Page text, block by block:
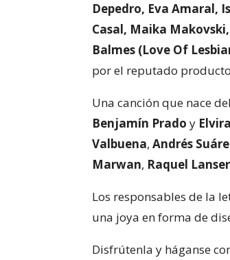
Depedro, Eva Amaral,
Casal, Maika
Balmes (Love Of
por el reputado
Una canción que nace
Benjamín Pradoy
Valbuena,Andrés
Marwan, Raquel
Los responsables de la
una joya en forma de
Disfrútenla y háganse